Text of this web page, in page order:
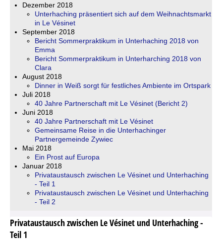
Dezember 2018
Unterhaching präsentiert sich auf dem Weihnachtsmarkt
in Le Vésinet
September 2018
Bericht Sommerpraktikum in Unterhaching 2018 von
Emma
Bericht Sommerpraktikum in Unterharching 2018 von
Clara
August 2018
Dinner in Weiß sorgt für festliches Ambiente im Ortspark
Juli 2018
40 Jahre Partnerschaft mit Le Vésinet (Bericht 2)
Juni 2018
40 Jahre Partnerschaft mit Le Vésinet
Gemeinsame Reise in die Unterhachinger
Partnergemeinde Zywiec
Mai 2018
Ein Prost auf Europa
Januar 2018
Privataustausch zwischen Le Vésinet und Unterhaching
- Teil 1
Privataustausch zwischen Le Vésinet und Unterhaching
- Teil 2
Privataustausch zwischen Le Vésinet und Unterhaching -
Teil 1